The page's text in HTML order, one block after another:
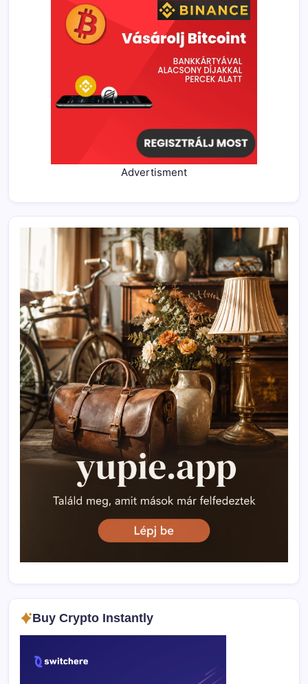
Advertisment
Buy Crypto Instantly